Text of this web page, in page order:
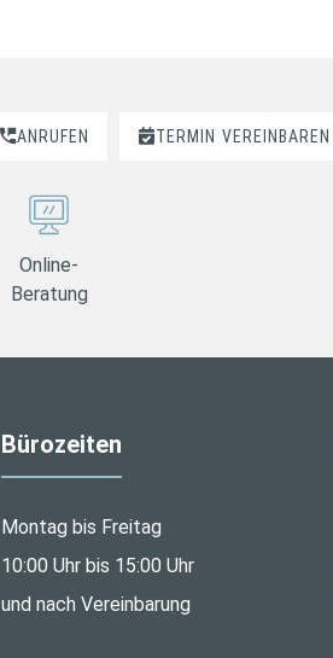
ANRUFEN TERMIN VEREINBAREN
Online-
Beratung
Bürozeiten
Montag bis Freitag
10:00 Uhr bis 15:00 Uhr
und nach Vereinbarung